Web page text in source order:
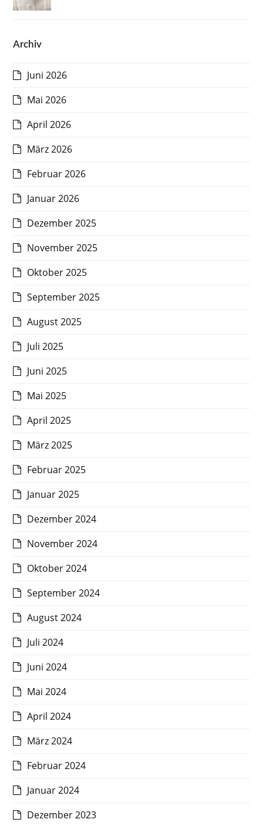
Archiv
Juni 2026
Mai 2026
April 2026
März 2026
Februar 2026
Januar 2026
Dezember 2025
November 2025
Oktober 2025
September 2025
August 2025
Juli 2025
Juni 2025
Mai 2025
April 2025
März 2025
Februar 2025
Januar 2025
Dezember 2024
November 2024
Oktober 2024
September 2024
August 2024
Juli 2024
Juni 2024
Mai 2024
April 2024
März 2024
Februar 2024
Januar 2024
Dezember 2023